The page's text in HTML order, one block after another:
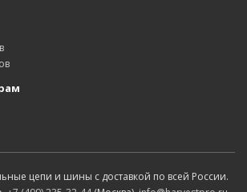
цепи и шины с доставкой по всей России.